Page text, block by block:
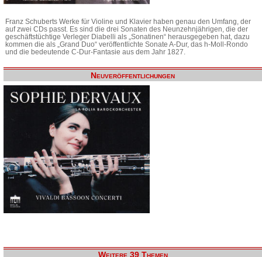
Franz Schuberts Werke für Violine und Klavier haben genau den Umfang, der
auf zwei CDs passt. Es sind die drei Sonaten des Neunzehnjährigen, die der
geschäftstüchtige Verleger Diabelli als „Sonatinen“ herausgegeben hat, dazu
kommen die als „Grand Duo“ veröffentlichte Sonate A-Dur, das h-Moll-Rondo
und die bedeutende C-Dur-Fantasie aus dem Jahr 1827.
Neuveröffentlichungen
Weitere 39 Themen